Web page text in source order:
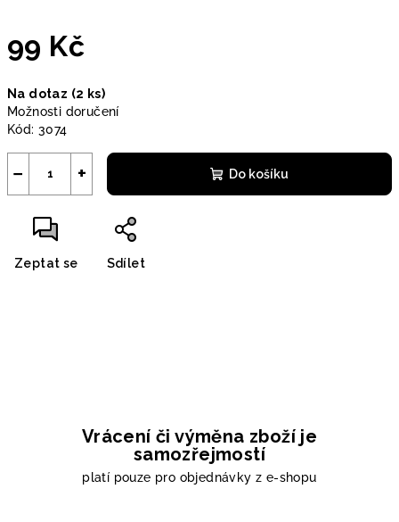
99 Kč
cena:
Na dotaz (2 ks)
Možnosti doručení
Kód: 3074
+
− Do košíku
Zeptat se Sdílet
Vrácení či výměna zboží je
samozřejmostí
platí pouze pro objednávky z e-shopu